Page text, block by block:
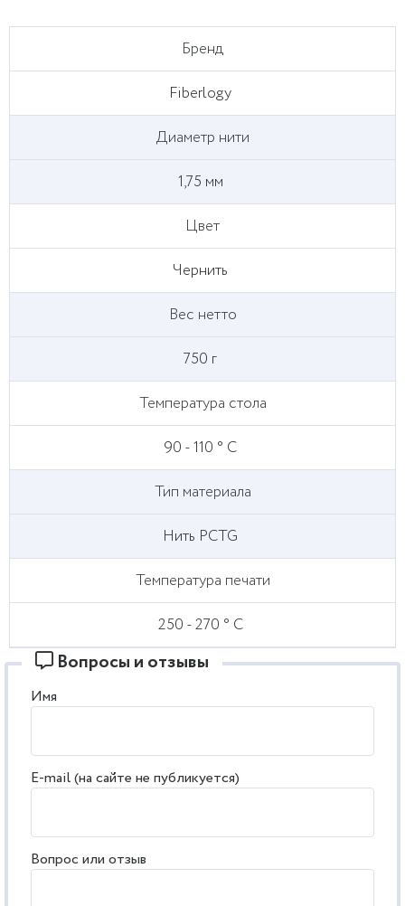
Бренд
Fiberlogy
Диаметр нити
1,75 мм
Цвет
Чернить
Вес нетто
750 г
Температура стола
90 - 110 ° С
Тип материала
Нить PCTG
Температура печати
250 - 270 ° С
Вопросы и отзывы
Имя
E-mail (на сайте не публикуется)
Вопрос или отзыв